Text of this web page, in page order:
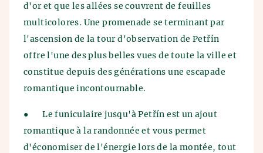
d'or et que les allées se couvrent de feuilles
multicolores. Une promenade se terminant par
l'ascension de la tour d'observation de Petřín
offre l'une des plus belles vues de toute la ville et
constitue depuis des générations une escapade
romantique incontournable.
●
Le funiculaire jusqu'à Petřín est un ajout
romantique à la randonnée et vous permet
d'économiser de l'énergie lors de la montée, tout